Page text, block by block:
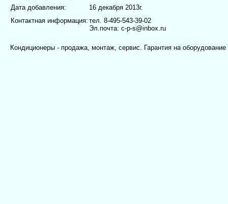
Дата добавления:
16 декабря 2013г.
Контактная информация:тел. 8-495-543-39-02
Эл.почта: c-p-s@inbox.ru
Кондиционеры - продажа, монтаж, сервис. Гарантия на